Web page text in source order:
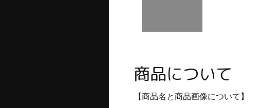
商品について
【商品名と商品画像について】